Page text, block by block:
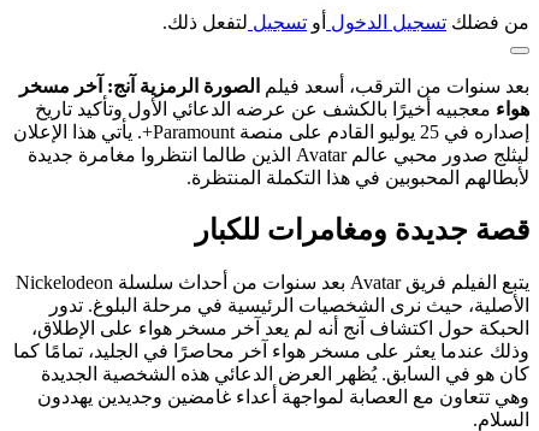
من فضلك تسجيل الدخول أو تسجيل لتفعل ذلك.
بعد سنوات من الترقب، أسعد فيلم
الصورة الرمزية آنج: آخر مسخر
هواء معجبيه أخيرًا بالكشف عن عرضه الدعائي الأول وتأكيد تاريخ
إصداره في 25 يوليو القادم على منصة Paramount+. يأتي هذا الإعلان
ليثلج صدور محبي عالم Avatar الذين طالما انتظروا مغامرة جديدة
لأبطالهم المحبوبين في هذا التكملة المنتظرة.
قصة جديدة ومغامرات للكبار
يتبع الفيلم فريق Avatar بعد سنوات من أحداث سلسلة Nickelodeon
الأصلية، حيث نرى الشخصيات الرئيسية في مرحلة البلوغ. تدور
الحبكة حول اكتشاف آنج أنه لم يعد آخر مسخر هواء على الإطلاق،
وذلك عندما يعثر على مسخر هواء آخر محاصرًا في الجليد، تمامًا كما
كان هو في السابق. يُظهر العرض الدعائي هذه الشخصية الجديدة
وهي تتعاون مع العصابة لمواجهة أعداء غامضين وجديدين يهددون
السلام.